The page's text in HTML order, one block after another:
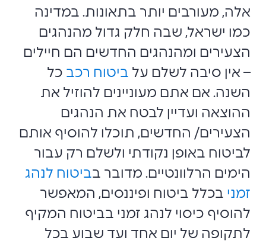
אלה, מעורבים יותר בתאונות. במדינה
כמו ישראל, שבה חלק גדול מהנהגים
הצעירים ומהנהגים החדשים הם חיילים
– אין סיבה לשלם על ביטוח רכב כל
השנה. אם אתם מעוניינים להוזיל את
ההוצאה ועדיין לבטח את הנהגים
הצעירים/ החדשים, תוכלו להוסיף אותם
לביטוח באופן נקודתי ולשלם רק עבור
הימים הרלוונטיים. מדובר בביטוח לנהג
זמני בכלל ביטוח ופיננסים, המאפשר
להוסיף כיסוי לנהג זמני בביטוח המקיף
לתקופה של יום אחד ועד שבוע בכל